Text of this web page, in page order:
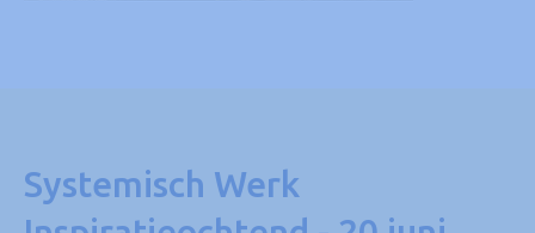
Systemisch Werk